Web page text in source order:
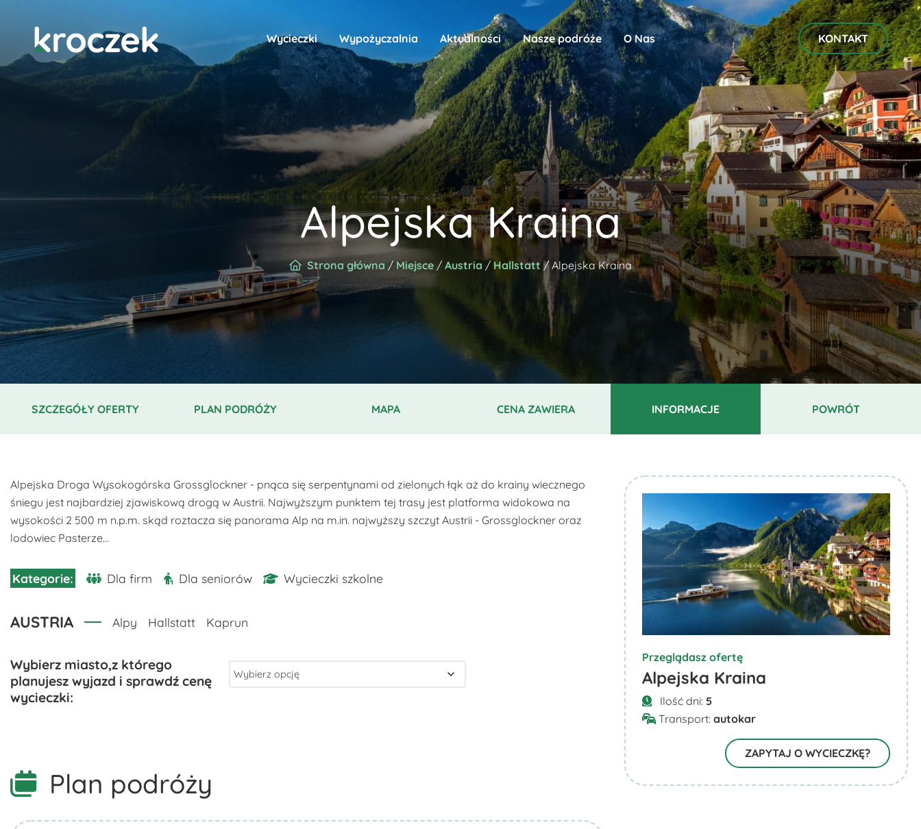
Wycieczki Wypożyczalnia Aktualności Nasze podróże O Nas KONTAKT
Alpejska Kraina
Strona główna /Miejsce / Austria / Hallstatt/ Alpejska Kraina
SZCZEGÓŁY OFERTY PLAN PODRÓŻY MAPA CENA ZAWIERA INFORMACJE POWRÓT
Alpejska Droga Wysokogórska Grossglockner - pnąca się serpentynami od zielonych łąk aż do krainy wiecznego
śniegu jest najbardziej zjawiskową drogą w Austrii. Najwyższym punktem tej trasy jest platforma widokowa na
wysokości 2 500 m n.p.m. skąd roztacza się panorama Alp na m.in. najwyższy szczyt Austrii - Grossglockner oraz
lodowiec Pasterze...
Dla firm Dla seniorów Wycieczki szkolne
AUSTRIA Alpy Hallstatt Kaprun
Przeglądasz ofertę
Alpejska Kraina
Ilość dni: 5
Transport: autokar
ZAPYTAJ O WYCIECZKĘ?
Plan podróży